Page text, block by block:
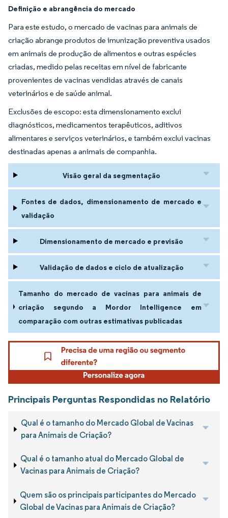
Definição e abrangência do mercado
Para este estudo, o mercado de vacinas para animais de
criação abrange produtos de imunização preventiva usados
em animais de produção de alimentos e outras espécies
criadas, medido pelas receitas em nível de fabricante
provenientes de vacinas vendidas através de canais
veterinários e de saúde animal.
Exclusões de escopo: esta dimensionamento exclui
diagnósticos, medicamentos terapêuticos, aditivos
alimentares e serviços veterinários, e também exclui vacinas
destinadas apenas a animais de companhia.
Visão geral da segmentação
Fontes de dados, dimensionamento de mercado e
validação
Dimensionamento de mercado e previsão
Validação de dados e ciclo de atualização
Tamanho do mercado de vacinas para animais de
criação segundo a Mordor Intelligence em
comparação com outras estimativas publicadas
Principais Perguntas Respondidas no Relatório
Qual é o tamanho do Mercado Global de Vacinas
para Animais de Criação?
Qual é o tamanho atual do Mercado Global de
Vacinas para Animais de Criação?
Quem são os principais participantes do Mercado
Global de Vacinas para Animais de Criação?